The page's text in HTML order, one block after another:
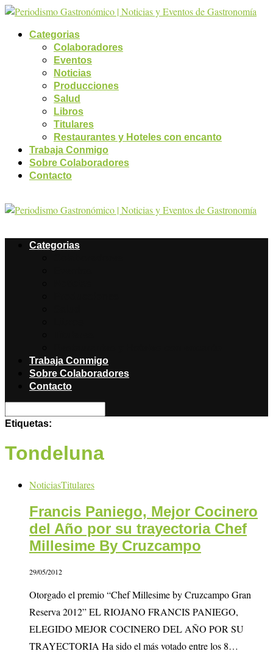
Categorias
Colaboradores
Eventos
Noticias
Producciones
Salud
Libros
Titulares
Restaurantes y Hoteles con encanto
Trabaja Conmigo
Sobre Colaboradores
Contacto
Categorias
Trabaja Conmigo
Sobre Colaboradores
Contacto
Etiquetas:
Tondeluna
NoticiasTitulares
Francis Paniego, Mejor Cocinero
del Año por su trayectoria Chef
Millesime By Cruzcampo
29/05/2012
Otorgado el premio “Chef Millesime by Cruzcampo Gran
Reserva 2012” EL RIOJANO FRANCIS PANIEGO,
ELEGIDO MEJOR COCINERO DEL AÑO POR SU
TRAYECTORIA Ha sido el más votado entre los 8…